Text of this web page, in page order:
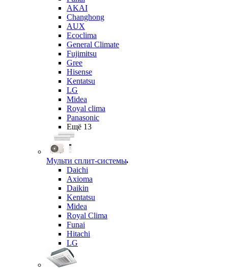
AKAI
Changhong
AUX
Ecoclima
General Climate
Fujimitsu
Gree
Hisense
Kentatsu
LG
Midea
Royal clima
Panasonic
Ещё 13
Мульти сплит-системы
Daichi
Axioma
Daikin
Kentatsu
Midea
Royal Clima
Funai
Hitachi
LG